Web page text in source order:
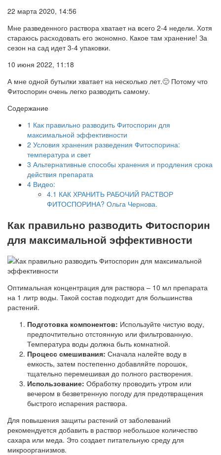
22 марта 2020, 14:56
Мне разведенного раствора хватает на всего 2-4 недели. Хотя
стараюсь расходовать его экономно. Какое там хранение! За
сезон на сад идет 3-4 упаковки.
10 июня 2022, 11:18
А мне одной бутылки хватает на несколько лет.🙂 Потому что
Фитоспорин очень легко разводить самому.
Содержание
1 Как правильно разводить Фитоспорин для
максимальной эффективности
2 Условия хранения разведения Фитоспорина:
температура и свет
3 Альтернативные способы хранения и продления срока
действия препарата
4 Видео:
4.1 КАК ХРАНИТЬ РАБОЧИЙ РАСТВОР
ФИТОСПОРИНА? Ольга Чернова.
Как правильно разводить Фитоспорин
для максимальной эффективности
Оптимальная концентрация для раствора – 10 мл препарата
на 1 литр воды. Такой состав подходит для большинства
растений.
Подготовка компонентов: Используйте чистую воду,
предпочтительно отстоянную или фильтрованную.
Температура воды должна быть комнатной.
Процесс смешивания: Сначала налейте воду в
емкость, затем постепенно добавляйте порошок,
тщательно перемешивая до полного растворения.
Использование: Обработку проводить утром или
вечером в безветренную погоду для предотвращения
быстрого испарения раствора.
Для повышения защиты растений от заболеваний
рекомендуется добавить в раствор небольшое количество
сахара или меда. Это создает питательную среду для
микроорганизмов.